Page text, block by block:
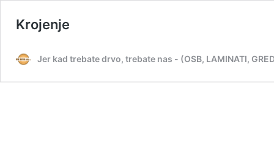
Krojenje
Jer kad trebate drvo, trebate nas - (OSB, LAMINATI,